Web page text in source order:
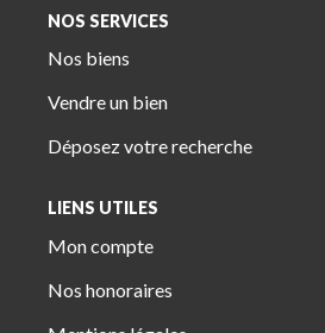
NOS SERVICES
Nos biens
Vendre un bien
Déposez votre recherche
LIENS UTILES
Mon compte
Nos honoraires